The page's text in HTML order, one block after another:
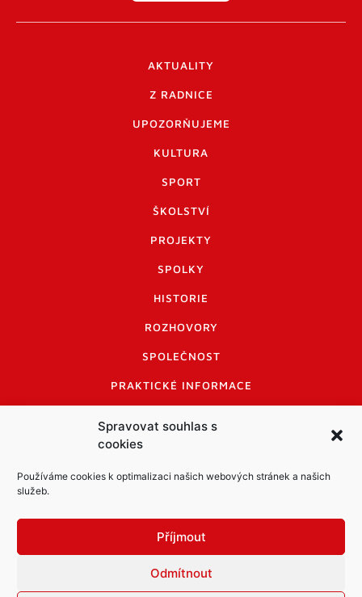
Spravovat souhlas s
cookies
Používáme cookies k optimalizaci našich webových stránek a našich
služeb.
Příjmout
Odmítnout
AKTUALITY
Z RADNICE
UPOZORŇUJEME
KULTURA
SPORT
ŠKOLSTVÍ
PROJEKTY
SPOLKY
HISTORIE
ROZHOVORY
SPOLEČNOST
PRAKTICKÉ INFORMACE
INFORMACE A KODEX DISKUTUJÍCÍCH
LOGO A LOGO MANUÁL
Informace o zpracování osobních údajů